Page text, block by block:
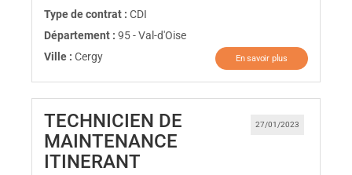
Type de contrat : CDI
Département : 95 - Val-d'Oise
Ville : Cergy En savoir plus
27/01/2023
TECHNICIEN DE
MAINTENANCE
ITINERANT